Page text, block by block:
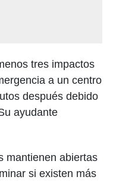
tres impactos
a un centro
después debido
ayudante
mantienen abiertas
si existen más